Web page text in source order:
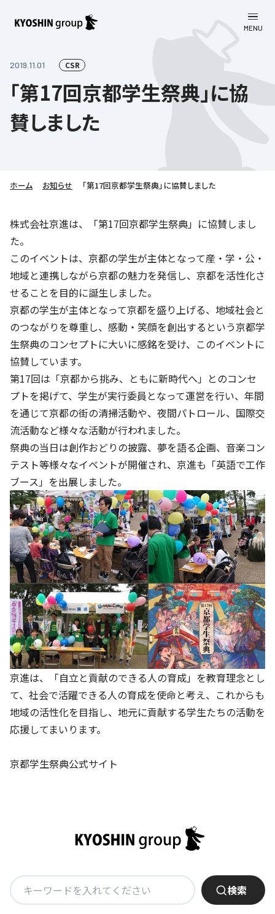
MENU
会社案内
会社案内
会社概要／組織図
Company’s Profile
沿革
社歌
本社所在地
京進グループが目指す姿
子会社および関係会社
フランチャイズ事業
ソーシャルメディア公式アカウント
事業一覧
学びの成果
ライフキャリア
育児・暮らし
京進グループの事業所
サステナビリティ
お客さま満足度向上の取り組み
人材育成の取り組み
CSRレポート
社会貢献活動
ミャンマーへの支援活動
オリジナルバッグプロジェクト
清華・京進発展フォーラム
立木奨学金
DX（デジタル変革）
DXビジョン・DX戦略
Kyoshin Digital Academy
卓越した安全・安心を目指して
基本方針
安全と安心への取り組み
安全・安心にお通いいただくために
活動報告
お客様相談センター
メッセージアーカイブス
株主・投資家向け情報
株主・投資家向け情報
株主・株式関連情報
株主・投資家の皆さまへ
ビジョン／経営方針
連結業績・財務
IRライブラリー
IRカレンダー
ディスクロージャーポリシー
よくあるご質問
免責事項
IRお問合せ
採用情報
京進リクルートInstagram
新卒採用情報
新卒採用デジタルパンフレット
中途採用
講師（アルバイト）募集
保育事業 採用
日本語教育事業 採用
介護事業 採用
お問い合わせ
利用規約
個人情報保護方針
特別警報発令時の授業について
Copyright © KYOSHIN Co., Ltd. All rights reserved.
2019.11.01 CSR
「第17回京都学生祭典」に協
賛しました
ホーム お知らせ 「第17回京都学生祭典」に協賛しました
株式会社京進は、「第17回京都学生祭典」に協賛しまし
た。
このイベントは、京都の学生が主体となって産・学・公・
地域と連携しながら京都の魅力を発信し、京都を活性化さ
せることを目的に誕生しました。
京都の学生が主体となって京都を盛り上げる、地域社会と
のつながりを尊重し、感動・笑顔を創出するという京都学
生祭典のコンセプトに大いに感銘を受け、このイベントに
協賛しています。
第17回は「京都から挑み、ともに新時代へ」とのコンセ
プトを掲げて、学生が実行委員となって運営を行い、年間
を通じて京都の街の清掃活動や、夜間パトロール、国際交
流活動など様々な活動が行われました。
祭典の当日は創作おどりの披露、夢を語る企画、音楽コン
テスト等様々なイベントが開催され、京進も「英語で工作
ブース」を出展しました。
京進は、「自立と貢献のできる人の育成」を教育理念とし
て、社会で活躍できる人の育成を使命と考え、これからも
地域の活性化を目指し、地元に貢献する学生たちの活動を
応援してまいります。
京都学生祭典公式サイト
検
索:
検索